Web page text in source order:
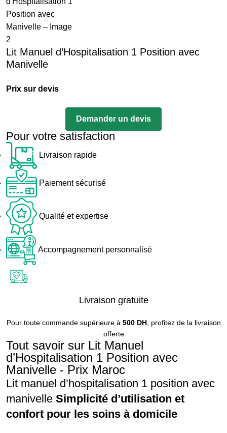
Lit Manuel d’Hospitalisation 1 Position avec
Manivelle
Prix sur devis
Demander un devis
Pour votre satisfaction
Livraison rapide
Paiement sécurisé
Qualité et expertise
Accompagnement personnalisé
Livraison gratuite
Pour toute commande supérieure à 500 DH, profitez de la livraison
offerte
Tout savoir sur Lit Manuel
d’Hospitalisation 1 Position avec
Manivelle - Prix Maroc
Lit manuel d’hospitalisation 1 position avec
manivelle Simplicité d’utilisation et
confort pour les soins à domicile